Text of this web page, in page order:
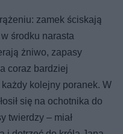
zamek ściskają
środku narasta
żniwo, zapasy
coraz bardziej
kolejny poranek. W
się na ochotnika do
twierdzy – miał